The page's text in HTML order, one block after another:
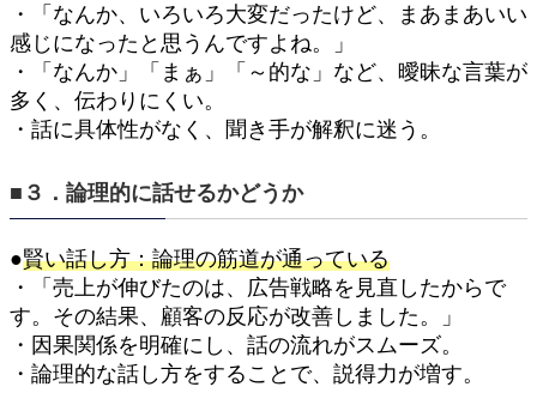
・「なんか、いろいろ大変だったけど、まあまあいい
感じになったと思うんですよね。」
・「なんか」「まぁ」「～的な」など、曖昧な言葉が
多く、伝わりにくい。
・話に具体性がなく、聞き手が解釈に迷う。
■３．論理的に話せるかどうか
●賢い話し方：論理の筋道が通っている
・「売上が伸びたのは、広告戦略を見直したからで
す。その結果、顧客の反応が改善しました。」
・因果関係を明確にし、話の流れがスムーズ。
・論理的な話し方をすることで、説得力が増す。